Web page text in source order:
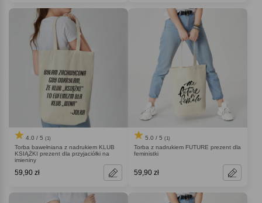
4.0 / 5 (1)
Torba bawełniana z nadrukiem KLUB
KSIĄŻKI prezent dla przyjaciółki na
imieniny
59,90 zł
5.0 / 5 (1)
Torba z nadrukiem FUTURE prezent dla
feministki
59,90 zł